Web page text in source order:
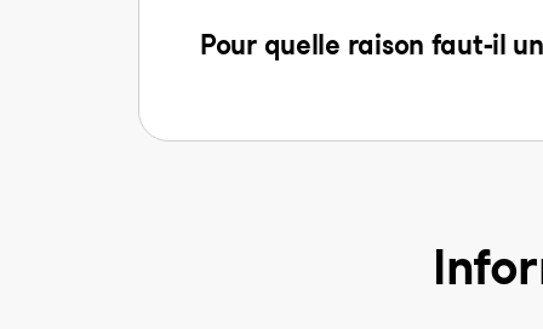
Pour quelle raison faut-il